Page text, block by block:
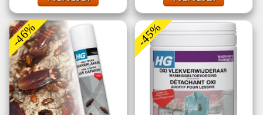
-46% -45%